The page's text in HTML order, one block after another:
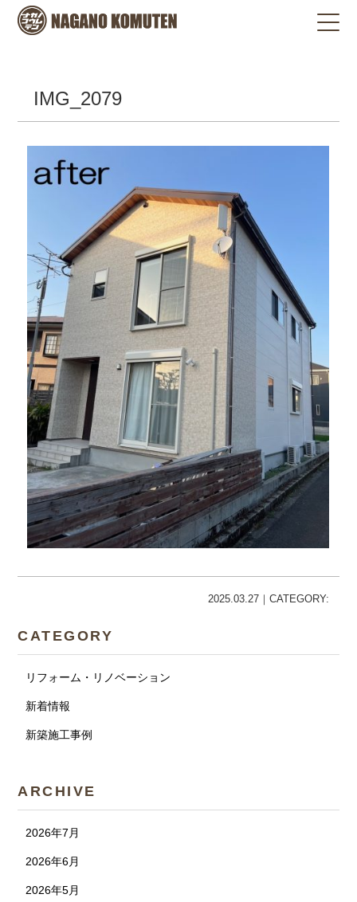
IMG_2079
2025.03.27｜CATEGORY:
CATEGORY
リフォーム・リノベーション
新着情報
新築施工事例
ARCHIVE
2026年7月
2026年6月
2026年5月